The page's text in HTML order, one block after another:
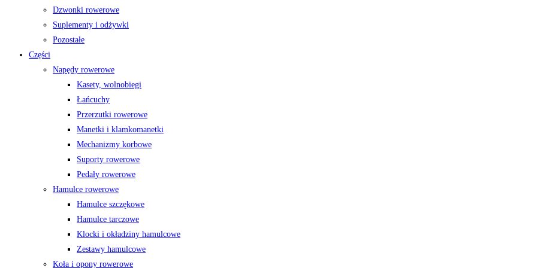
Dzwonki rowerowe
Suplementy i odżywki
Pozostałe
Części
Napędy rowerowe
Kasety, wolnobiegi
Łańcuchy
Przerzutki rowerowe
Manetki i klamkomanetki
Mechanizmy korbowe
Suporty rowerowe
Pedały rowerowe
Hamulce rowerowe
Hamulce szczękowe
Hamulce tarczowe
Klocki i okładziny hamulcowe
Zestawy hamulcowe
Koła i opony rowerowe